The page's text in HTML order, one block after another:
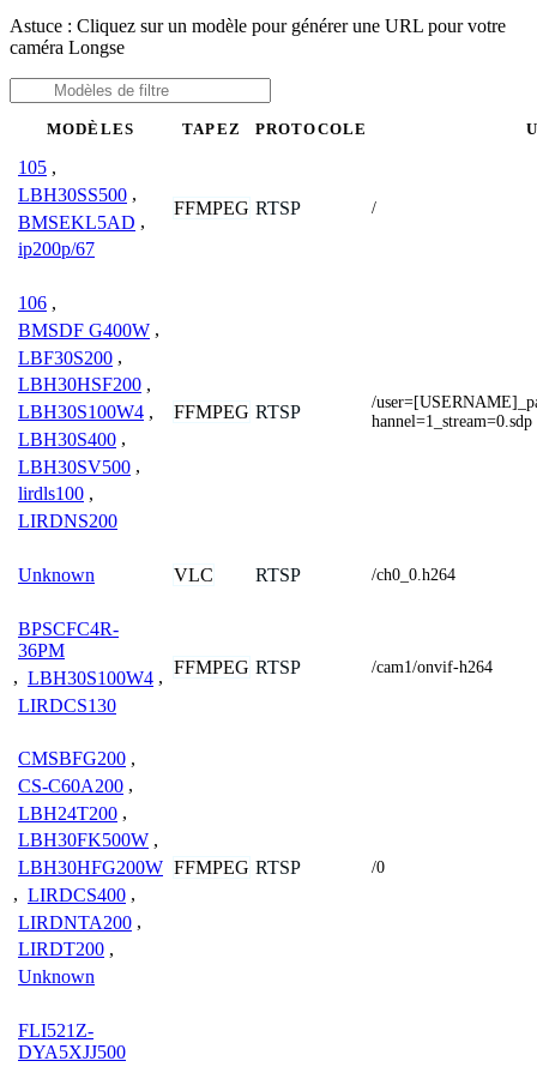
Astuce : Cliquez sur un modèle pour générer une URL pour votre
caméra Longse
MODÈLES TAPEZ PROTOCOLE
105 ,
LBH30SS500 ,
BMSEKL5AD ,
ip200p/67
FFMPEG RTSP /
106 ,
BMSDF G400W ,
LBF30S200 ,
LBH30HSF200 ,
LBH30S100W4 ,
LBH30S400 ,
LBH30SV500 ,
lirdls100 ,
LIRDNS200
FFMPEG RTSP
/
hannel=1_stream=0.sdp
Unknown VLC RTSP /ch0_0.h264
BPSCFC4R-
36PM
, LBH30S100W4 ,
LIRDCS130
FFMPEG RTSP /cam1/onvif-h264
CMSBFG200 ,
CS-C60A200 ,
LBH24T200 ,
LBH30FK500W ,
LBH30HFG200W
, LIRDCS400 ,
LIRDNTA200 ,
LIRDT200 ,
Unknown
FFMPEG RTSP /0
FLI521Z-
DYA5XJJ500